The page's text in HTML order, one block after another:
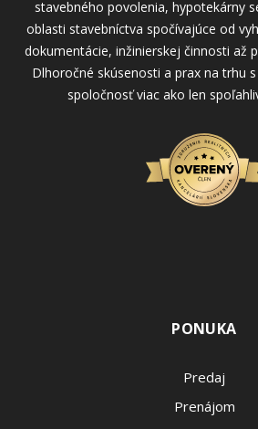
stavebného povolenia, hypotekárny
oblasti stavebníctva spočívajúce od
dokumentácie, inžinierskej činnosti až
Dlhoročné skúsenosti a prax na trhu
spoločnosť viac ako len
PONUKA
Predaj
Prenájom